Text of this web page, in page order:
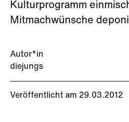
Autor*in
diejungs
Veröffentlicht am 29.03.2012
Kulturprogramm
Mitmachwünsche